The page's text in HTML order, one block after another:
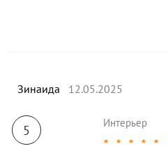
Зинаида 12.05.2025
5 Интерьер
★ ★ ★ ★ ★